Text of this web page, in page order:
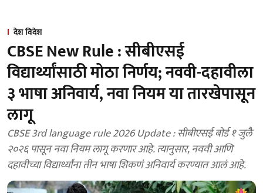
देश विदेश
CBSE New Rule : सीबीएसई
विद्यार्थ्यांसाठी मोठा निर्णय; नववी-दहावीला
३ भाषा अनिवार्य, नवा नियम या तारखेपासून
लागू
CBSE 3rd language rule 2026 Update : सीबीएसई बोर्ड १ जुलै
२०२६ पासून नवा नियम लागू करणार आहे. त्यानुसार, नववी आणि
दहावीच्या विद्यार्थ्यांना तीन भाषा शिकणं अनिवार्य करण्यात आलं आहे.